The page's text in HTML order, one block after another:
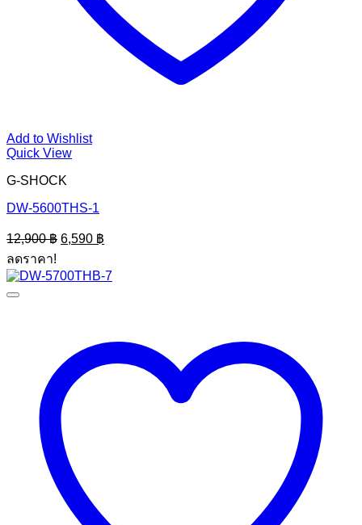
Add to Wishlist
Quick View
G-SHOCK
DW-5600THS-1
12,900฿ Original
price
12,900 ฿.
6,590 ฿
price
6,590 ฿.
ลดราคา!